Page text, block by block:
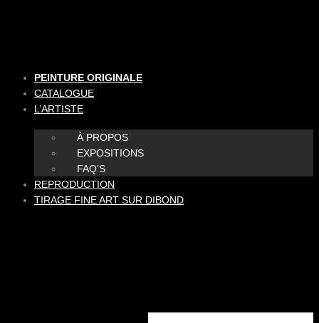
PEINTURE ORIGINALE
CATALOGUE
L’ARTISTE
À PROPOS
EXPOSITIONS
FAQ’S
REPRODUCTION
TIRAGE FINE ART SUR DIBOND